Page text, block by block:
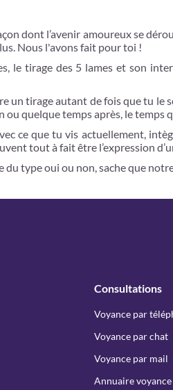
dont l’avenir amoureux se
Nous l'avons fait pour toi !
le tirage des 5 lames et son
tirage autant de fois que tu le
quelque temps après, le temps
ce que tu vis actuellement,
tout à fait être l’expression
type oui ou non, sache que
Consultations
Voyance par
Voyance par chat
Voyance par mail
Annuaire voyance